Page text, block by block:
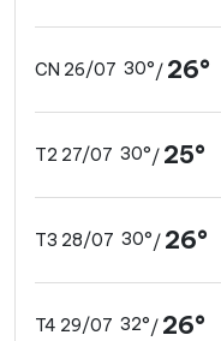
CN 26/07 30°/ 26°
T2 27/07 30°/ 25°
T3 28/07 30°/ 26°
T4 29/07 32°/ 26°